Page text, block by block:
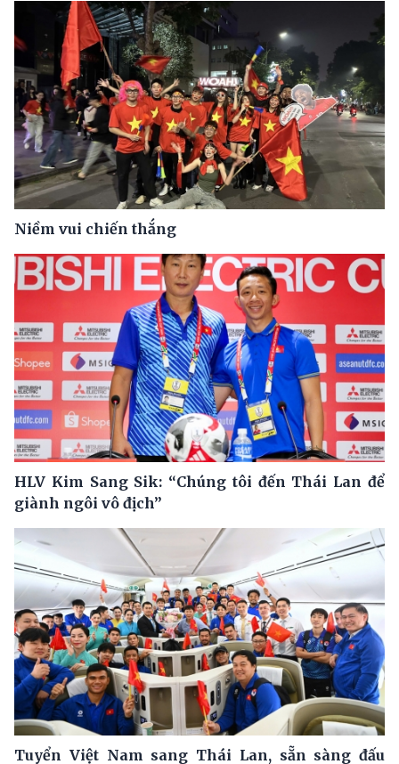
Niềm vui chiến thắng
HLV Kim Sang Sik: “Chúng tôi đến Thái Lan để
giành ngôi vô địch”
Tuyển Việt Nam sang Thái Lan, sẵn sàng đấu